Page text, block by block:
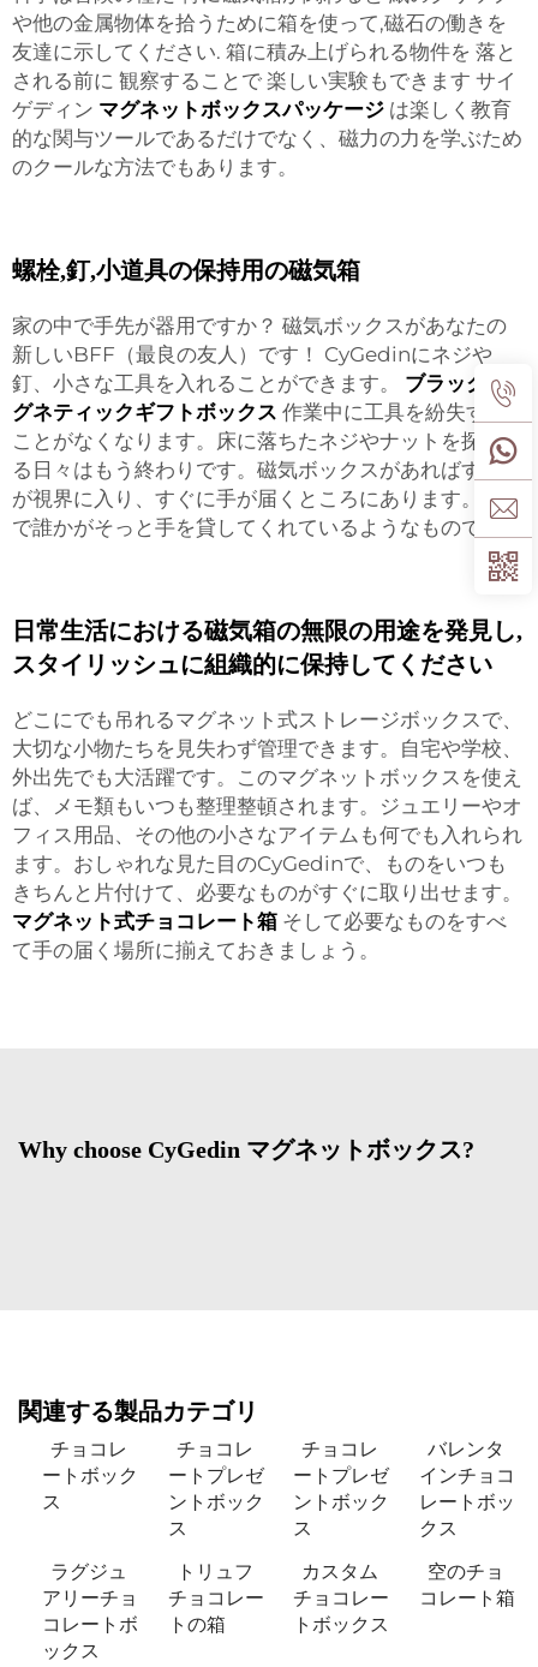
や他の金属物体を拾うために箱を使って,磁石の働きを
友達に示してください. 箱に積み上げられる物件を 落と
される前に 観察することで 楽しい実験もできます サイ
ゲディン マグネットボックスパッケージ は楽しく教育
的な関与ツールであるだけでなく、磁力の力を学ぶため
のクールな方法でもあります。
螺栓,釘,小道具の保持用の磁気箱
家の中で手先が器用ですか？ 磁気ボックスがあなたの
新しいBFF（最良の友人）です！ CyGedinにネジや
釘、小さな工具を入れることができます。 ブラックマ
グネティックギフトボックス 作業中に工具を紛失する
ことがなくなります。床に落ちたネジやナットを探し回
る日々はもう終わりです。磁気ボックスがあればすべて
が視界に入り、すぐに手が届くところにあります。まる
で誰かがそっと手を貸してくれているようなものです。
日常生活における磁気箱の無限の用途を発見し,
スタイリッシュに組織的に保持してください
どこにでも吊れるマグネット式ストレージボックスで、
大切な小物たちを見失わず管理できます。自宅や学校、
外出先でも大活躍です。このマグネットボックスを使え
ば、メモ類もいつも整理整頓されます。ジュエリーやオ
フィス用品、その他の小さなアイテムも何でも入れられ
ます。おしゃれな見た目のCyGedinで、ものをいつも
きちんと片付けて、必要なものがすぐに取り出せます。
マグネット式チョコレート箱 そして必要なものをすべ
て手の届く場所に揃えておきましょう。
Why choose CyGedin マグネットボックス?
関連する製品カテゴリ
チョコレ
ートボック
ス
チョコレ
ートプレゼ
ントボック
ス
チョコレ
ートプレゼ
ントボック
ス
バレンタ
インチョコ
レートボッ
クス
ラグジュ
アリーチョ
コレートボ
ックス
トリュフ
チョコレー
トの箱
カスタム
チョコレー
トボックス
空のチョ
コレート箱